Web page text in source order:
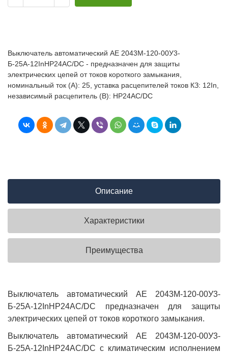
Выключатель автоматический АЕ 2043М-120-00У3-
Б-25А-12InНР24AC/DC - предназначен для защиты
электрических цепей от токов короткого замыкания,
номинальный ток (А): 25, уставка расцепителей токов КЗ: 12In,
независимый расцепитель (В): НР24AC/DC
Описание
Характеристики
Преимущества
Выключатель автоматический АЕ 2043М-120-00У3-
Б-25А-12InНР24AC/DC предназначен для защиты
электрических цепей от токов короткого замыкания.
Выключатель автоматический АЕ 2043М-120-00У3-
Б-25А-12InНР24AC/DC с климатическим исполнением